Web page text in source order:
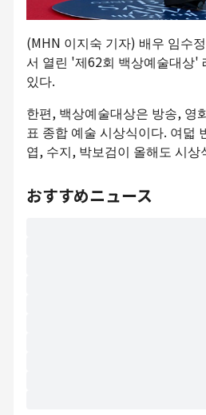
(MHN 이지숙 기자) 배우 임수
서 열린 '제62회 백상예술대상'
있다.
한편, 백상예술대상은 방송, 영
표 종합 예술 시상식이다. 여덟
엽, 수지, 박보검이 올해도 시상
おすすめニュース